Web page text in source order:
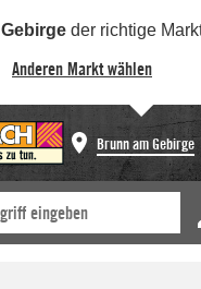
der richtige
Anderen Markt wählen
Brunn am Gebirge